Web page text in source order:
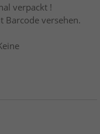
verpackt !
Barcode versehen.